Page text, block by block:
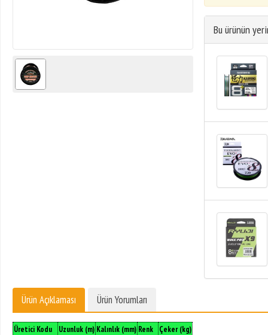
Bu ürünün
Ürün Açıklaması Ürün Yorumları
Üretici Kodu Uzunluk (m) Kalınlık (mm) Renk
Çeker (kg)